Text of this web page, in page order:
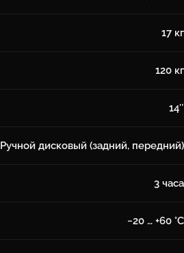
17 кг
120 кг
14″
Ручной дисковый (задний, передний)
3 часа
−20 … +60 °C